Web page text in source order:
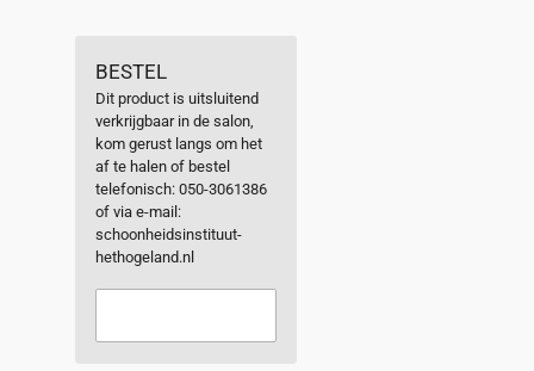
BESTEL
Dit product is uitsluitend
verkrijgbaar in de salon,
kom gerust langs om het
af te halen of bestel
telefonisch: 050-3061386
of via e-mail:
schoonheidsinstituut-
hethogeland.nl